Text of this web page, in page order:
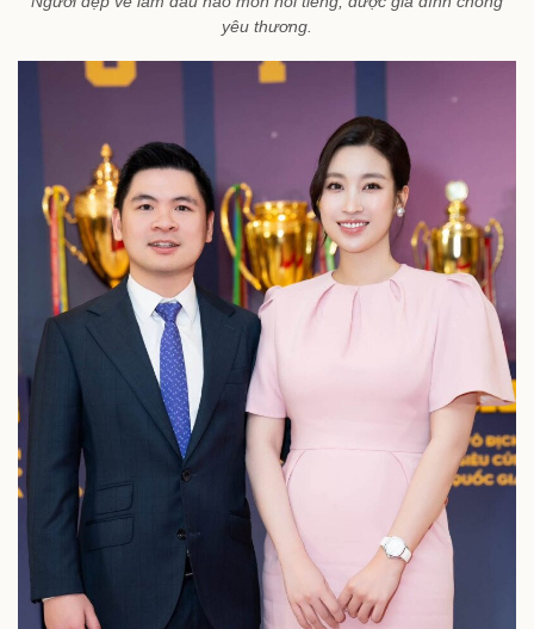
yêu thương.